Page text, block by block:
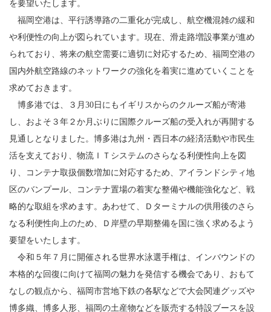
を要望いたします。
福岡空港は、平行誘導路の二重化が完成し、航空機混雑の緩和
や利便性の向上が図られています。現在、滑走路増設事業が進め
られており、将来の航空需要に適切に対応するため、福岡空港の
国内外航空路線のネットワークの強化を着実に進めていくことを
求めておきます。
博多港では、３月30日にもイギリスからのクルーズ船が寄港
し、およそ３年２か月ぶりに国際クルーズ船の受入れが再開する
見通しとなりました。博多港は九州・西日本の経済活動や市民生
活を支えており、物流ＩＴシステムのさらなる利便性向上を図
り、コンテナ取扱個数増加に対応するため、アイランドシティ地
区のバンプール、コンテナ置場の着実な整備や機能強化など、戦
略的な取組を求めます。あわせて、Ｄターミナルの供用後のさら
なる利便性向上のため、Ｄ岸壁の早期整備を国に強く求めるよう
要望をいたします。
令和５年７月に開催される世界水泳選手権は、インバウンドの
本格的な回復に向けて福岡の魅力を発信する機会であり、おもて
なしの観点から、福岡市営地下鉄の各駅などで大会関連グッズや
博多織、博多人形、福岡の土産物などを販売する特設ブースを設